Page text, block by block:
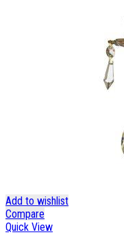
Add to wishlist
Compare
Quick View